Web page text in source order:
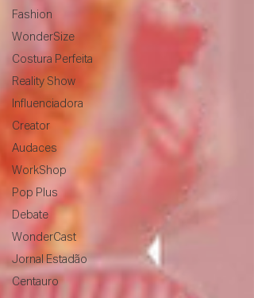
Fashion
WonderSize
Costura Perfeita
Reality Show
Influenciadora
Creator
Audaces
WorkShop
Pop Plus
Debate
WonderCast
Jornal Estadão
Centauro